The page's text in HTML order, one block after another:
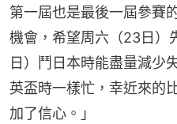
第一屆也是最後一屆參賽
機會，希望周六（23日）
日）鬥日本時能盡量減少
英盃時一樣忙，幸近來的
加了信心。」